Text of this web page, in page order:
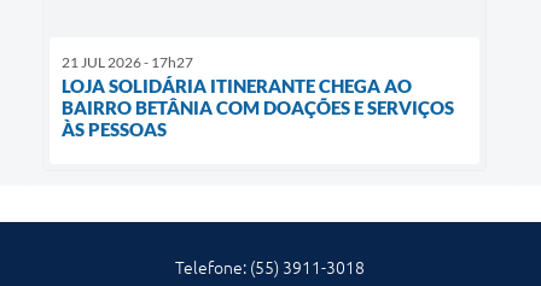
21 JUL 2026 - 17h27
LOJA SOLIDÁRIA ITINERANTE CHEGA AO
BAIRRO BETÂNIA COM DOAÇÕES E SERVIÇOS
ÀS PESSOAS
Telefone: (55) 3911-3018